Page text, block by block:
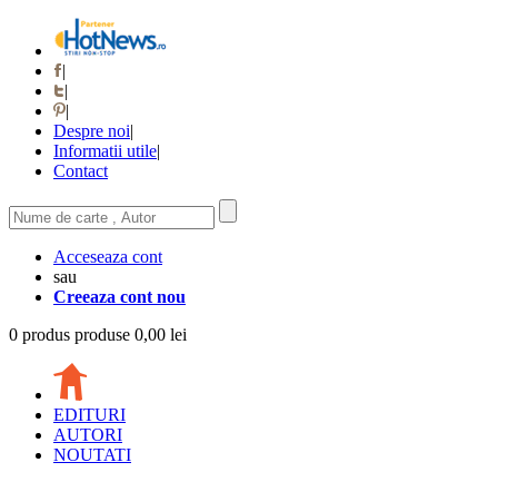
|
|
|
Despre noi|
Informatii utile|
Contact
Acceseaza cont
sau
Creeaza cont nou
0 produs produse 0,00 lei
EDITURI
AUTORI
NOUTATI